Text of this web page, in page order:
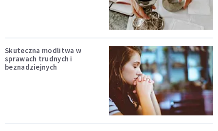
Skuteczna modlitwa w
sprawach trudnych i
beznadziejnych